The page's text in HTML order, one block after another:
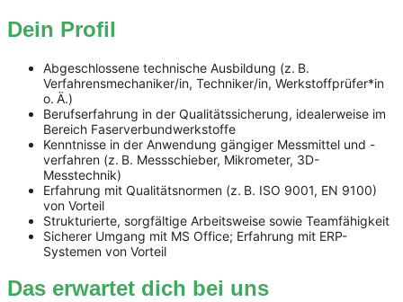
Dein Profil
Abgeschlossene technische Ausbildung (z. B.
Verfahrensmechaniker/in, Techniker/in, Werkstoffprüfer*in
o. Ä.)
Berufserfahrung in der Qualitätssicherung, idealerweise im
Bereich Faserverbundwerkstoffe
Kenntnisse in der Anwendung gängiger Messmittel und -
verfahren (z. B. Messschieber, Mikrometer, 3D-
Messtechnik)
Erfahrung mit Qualitätsnormen (z. B. ISO 9001, EN 9100)
von Vorteil
Strukturierte, sorgfältige Arbeitsweise sowie Teamfähigkeit
Sicherer Umgang mit MS Office; Erfahrung mit ERP-
Systemen von Vorteil
Das erwartet dich bei uns